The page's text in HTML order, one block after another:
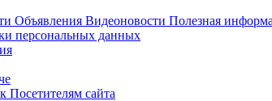
Объявления Видеоновости Полезная
персональных данных
Посетителям сайта